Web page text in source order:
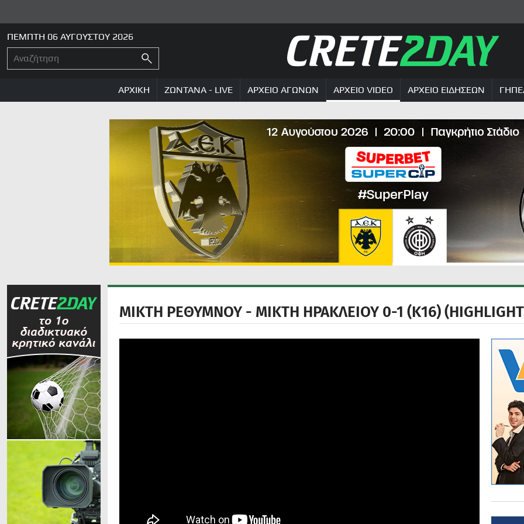
ΠΕΜΠΤΗ 06 ΑΥΓΟΥΣΤΟΥ 2026
ΑΡΧΙΚΗ ΖΩΝΤΑΝΑ - LIVE ΑΡΧΕΙΟ ΑΓΩΝΩΝ ΑΡΧΕΙΟ VIDEO ΑΡΧΕΙΟ ΕΙΔΗΣΕΩΝ
ΜΙΚΤΗ ΡΕΘΥΜΝΟΥ - ΜΙΚΤΗ ΗΡΑΚΛΕΙΟΥ 0-1 (Κ16)